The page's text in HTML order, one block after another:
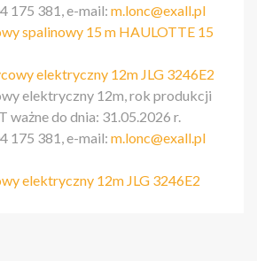
175 381, e-mail: m.lonc@exall.pl
spalinowy 15 m HAULOTTE 15
elektryczny 12m, rok produkcji
ważne do dnia: 31.05.2026 r.
175 381, e-mail: m.lonc@exall.pl
elektryczny 12m JLG 3246E2